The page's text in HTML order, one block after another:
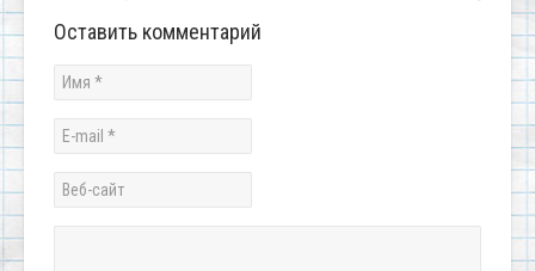
Оставить комментарий